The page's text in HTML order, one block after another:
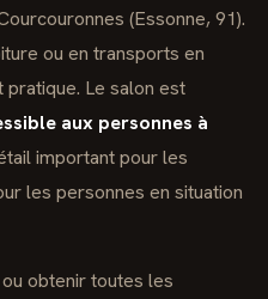
(Essonne, 91).
ou en transports en
Le salon est
aux personnes à
important pour les
les personnes en situation
obtenir toutes les